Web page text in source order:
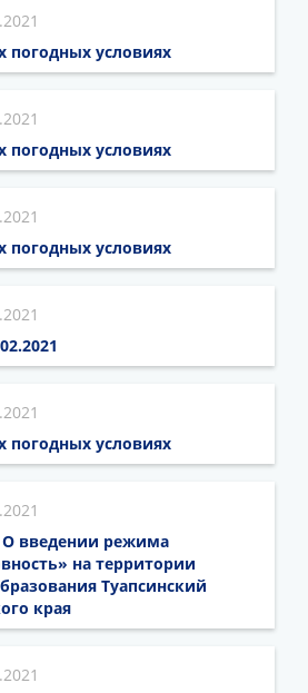
погодных условиях
погодных условиях
погодных условиях
погодных условиях
О введении режима
на территории
Туапсинский
края